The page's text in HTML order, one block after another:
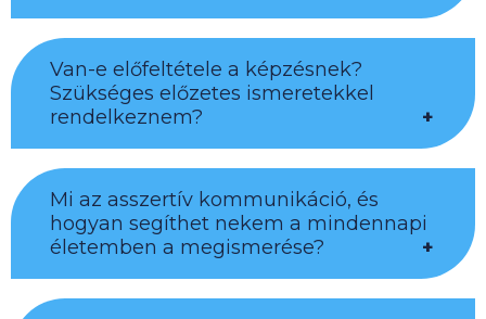
4 nap, naponta szünetekkel együtt 8 óra,
személyes jelenlétű vagy online tréning
Van-e előfeltétele a képzésnek?
Szükséges előzetes ismeretekkel
rendelkeznem?
Nem szükséges a képzéshez előzetes
kommunikációs ismeretekkel
rendelkezned, de hasznos, ha vannak
Mi az asszertív kommunikáció, és
hogyan segíthet nekem a mindennapi
életemben a megismerése?